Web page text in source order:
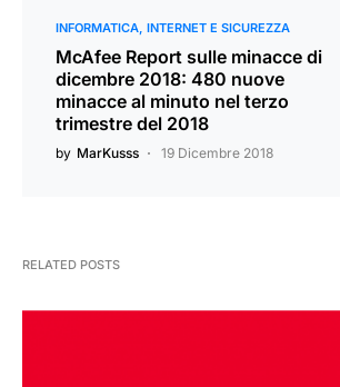
INFORMATICA INTERNET E SICUREZZA
McAfee Report sulle minacce di
dicembre 2018: 480 nuove
minacce al minuto nel terzo
trimestre del 2018
by MarKusss 19 Dicembre 2018
RELATED POSTS